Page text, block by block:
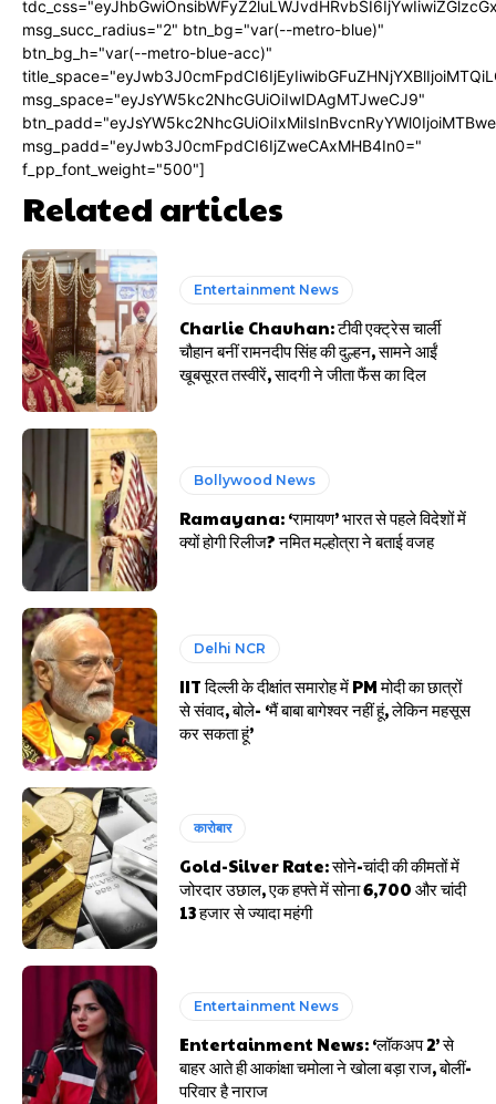
msg_succ_radius="2" btn_bg="var(--metro-blue)"
btn_bg_h="var(--metro-blue-acc)"
msg_space="eyJsYW5kc2NhcGUiOiIwIDAgMTJweCJ9"
msg_padd="eyJwb3J0cmFpdCI6IjZweCAxMHB4In0="
f_pp_font_weight="500"]
Related articles
Entertainment News
Charlie Chauhan: टीवी एक्ट्रेस चार्ली
चौहान बनीं रामनदीप सिंह की दुल्हन, सामने आईं
खूबसूरत तस्वीरें, सादगी ने जीता फैंस का दिल
Bollywood News
Ramayana: ‘रामायण’ भारत से पहले विदेशों में
क्यों होगी रिलीज? नमित मल्होत्रा ने बताई वजह
Delhi NCR
IIT दिल्ली के दीक्षांत समारोह में PM मोदी का छात्रों
से संवाद, बोले- ‘मैं बाबा बागेश्वर नहीं हूं, लेकिन महसूस
कर सकता हूं’
कारोबार
Gold-Silver Rate: सोने-चांदी की कीमतों में
जोरदार उछाल, एक हफ्ते में सोना ₹6,700 और चांदी
₹13 हजार से ज्यादा महंगी
Entertainment News
Entertainment News: ‘लॉकअप 2’ से
बाहर आते ही आकांक्षा चमोला ने खोला बड़ा राज, बोलीं-
परिवार है नाराज